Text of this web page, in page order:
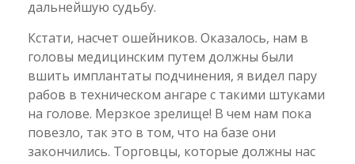
дальнейшую судьбу.
Кстати, насчет ошейников. Оказалось, нам в
головы медицинским путем должны были
вшить имплантаты подчинения, я видел пару
рабов в техническом ангаре с такими штуками
на голове. Мерзкое зрелище! В чем нам пока
повезло, так это в том, что на базе они
закончились. Торговцы, которые должны нас